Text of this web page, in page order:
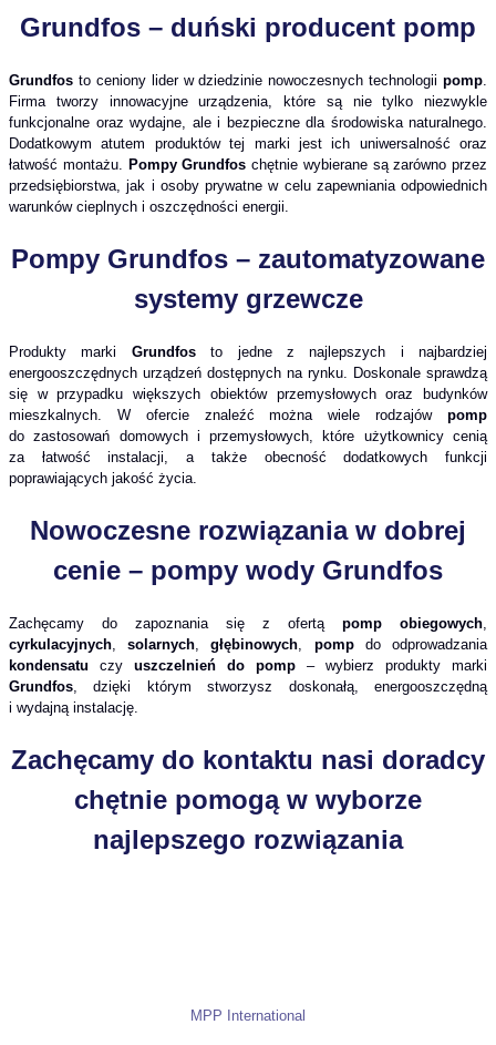
Grundfos – duński producent pomp
Grundfos to ceniony lider w dziedzinie nowoczesnych technologii pomp.
Firma tworzy innowacyjne urządzenia, które są nie tylko niezwykle
funkcjonalne oraz wydajne, ale i bezpieczne dla środowiska naturalnego.
Dodatkowym atutem produktów tej marki jest ich uniwersalność oraz
łatwość montażu. Pompy Grundfos chętnie wybierane są zarówno przez
przedsiębiorstwa, jak i osoby prywatne w celu zapewniania odpowiednich
warunków cieplnych i oszczędności energii.
Pompy Grundfos – zautomatyzowane
systemy grzewcze
Produkty marki Grundfosto jedne z najlepszych i najbardziej
energooszczędnych urządzeń dostępnych na rynku. Doskonale sprawdzą
się w przypadku większych obiektów przemysłowych oraz budynków
mieszkalnych. W ofercie znaleźć można wiele rodzajów pomp
do zastosowań domowych i przemysłowych, które użytkownicy cenią
za łatwość instalacji, a także obecność dodatkowych funkcji
poprawiających jakość życia.
Nowoczesne rozwiązania w dobrej
cenie – pompy wody Grundfos
Zachęcamy do zapoznania się z ofertą pomp obiegowych
cyrkulacyjnych ,solarnych ,głębinowych pompdo odprowadzania
kondensatu czy uszczelnień do pomp – wybierz produkty marki
Grundfos , dzięki którym stworzysz doskonałą, energooszczędną
i wydajną instalację.
Zachęcamy do kontaktu nasi doradcy
chętnie pomogą w wyborze
najlepszego rozwiązania
MPP International